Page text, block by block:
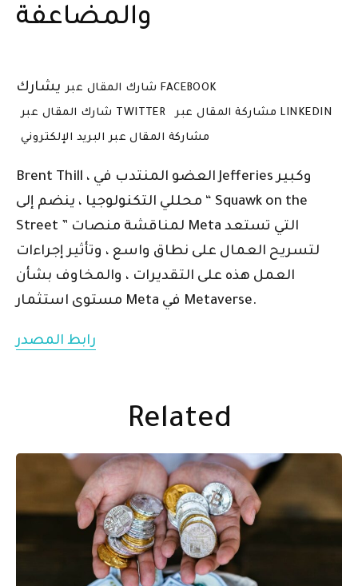
والمضاعفة
يشارك شارك المقال عبر FACEBOOK
شارك المقال عبر TWITTER مشاركة المقال عبر LINKEDIN
مشاركة المقال عبر البريد الإلكتروني
Brent Thill ، العضو المنتدب في Jefferies وكبير
محللي التكنولوجيا ، ينضم إلى “ Squawk on the
Street ” لمناقشة منصات Meta التي تستعد
لتسريح العمال على نطاق واسع ، وتأثير إجراءات
العمل هذه على التقديرات ، والمخاوف بشأن
مستوى استثمار Meta في Metaverse.
رابط المصدر
Related